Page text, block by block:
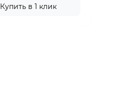
Купить в 1 клик